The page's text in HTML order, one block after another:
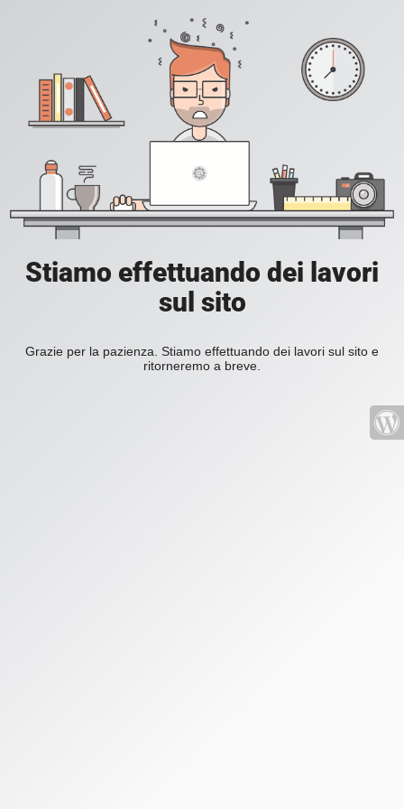
Stiamo effettuando dei lavori
sul sito
Grazie per la pazienza. Stiamo effettuando dei lavori sul sito e
ritorneremo a breve.